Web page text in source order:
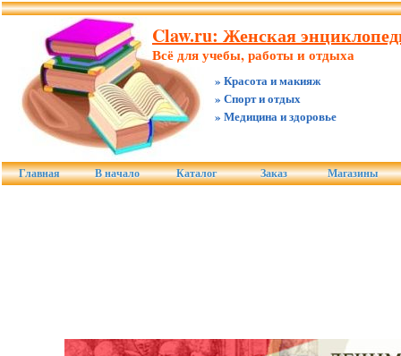
Claw.ru: Женская
Всё для учебы, работы и отдыха
» Красота и макияж
» Спорт и отдых
» Медицина и здоровье
Главная В начало Каталог Заказ Магазины